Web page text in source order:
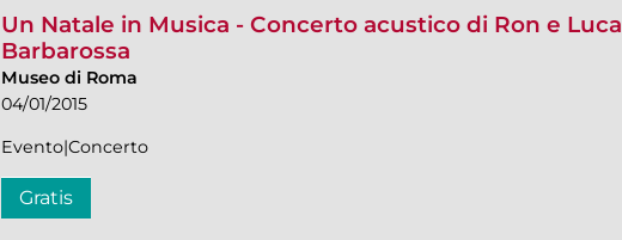
Un Natale in Musica - Concerto acustico di Ron e Luca
Barbarossa
Museo di Roma
04/01/2015
Evento|Concerto
Gratis